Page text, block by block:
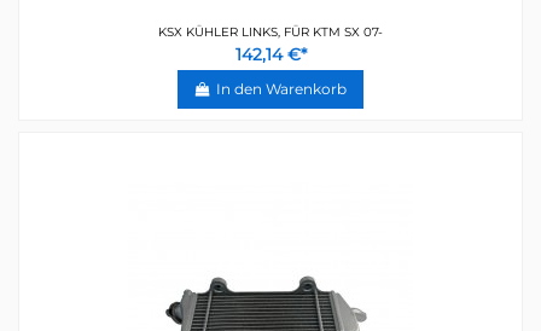
KSX KÜHLER LINKS, FÜR KTM SX 07-
142,14 €*
In den Warenkorb